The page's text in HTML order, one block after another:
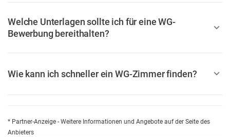
Welche Unterlagen sollte ich für eine WG-
Bewerbung bereithalten?
Wie kann ich schneller ein WG-Zimmer finden?
* Partner-Anzeige - Weitere Informationen und Angebote auf der Seite des
Anbieters